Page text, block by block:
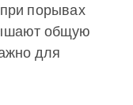
порывах
общую
для